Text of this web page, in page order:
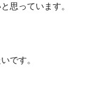
思っています。
です。